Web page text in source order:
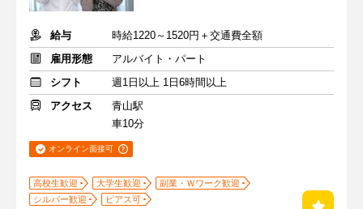
給与
時給1220～1520円＋交通費全額
雇用形態
アルバイト・パート
シフト
週1日以上 1日6時間以上
アクセス
青山駅
車10分
オンライン面接可
高校生歓迎 大学生歓迎
副業・Ｗワーク歓迎
シルバー歓迎
ピアス可